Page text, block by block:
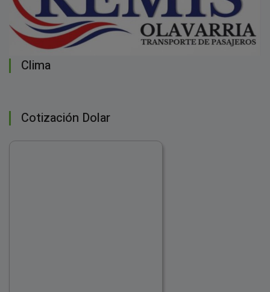
Clima
Cotización Dolar